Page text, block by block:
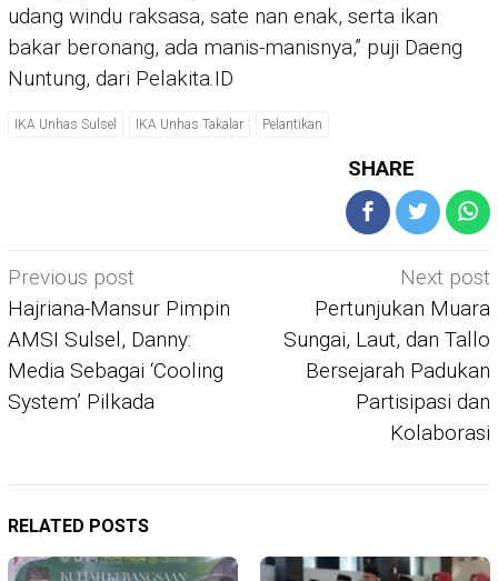
udang windu raksasa, sate nan enak, serta ikan
bakar beronang, ada manis-manisnya,” puji Daeng
Nuntung, dari Pelakita.ID
IKA Unhas Sulsel IKA Unhas Takalar Pelantikan
SHARE
Post
navigation
Previous post
Hajriana-Mansur Pimpin
AMSI Sulsel, Danny:
Media Sebagai ‘Cooling
System’ Pilkada
Next post
Pertunjukan Muara
Sungai, Laut, dan Tallo
Bersejarah Padukan
Partisipasi dan
Kolaborasi
RELATED POSTS